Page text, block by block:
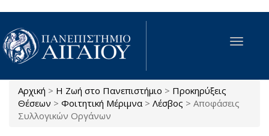
Παράκαμψη προς το κυρίως περιεχόμενο
Toggle
Είστε εδώ
Αρχική > Η Ζωή στο Πανεπιστήμιο > Προκηρύξεις
Θέσεων > Φοιτητική Μέριμνα > Λέσβος > Αποφάσεις
Συλλογικών Οργάνων